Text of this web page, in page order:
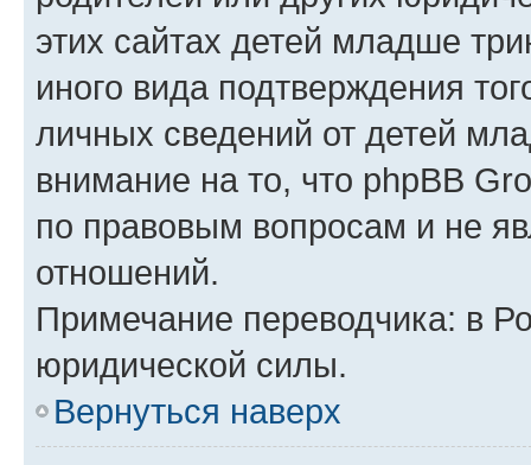
этих сайтах детей младше
иного вида подтверждения
личных сведений от детей
внимание на то, что phpBB
по правовым вопросам и не
отношений.
Примечание переводчика: в
юридической силы.
Вернуться наверх